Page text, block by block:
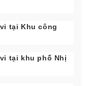
tại Khu công
tại khu phố Nhị